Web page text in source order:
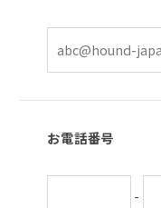
お電話番号
-